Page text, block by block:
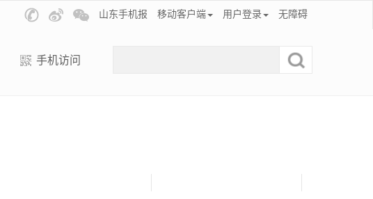
山东手机报 移动客户端 用户登录 无障碍
手机访问